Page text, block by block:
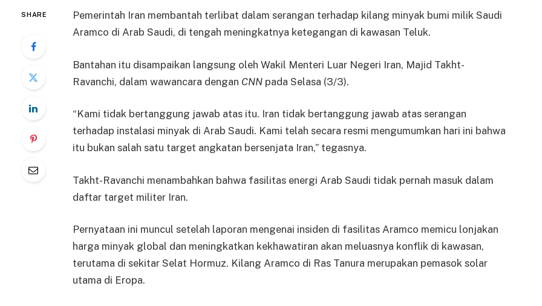
SHARE
Pemerintah Iran membantah terlibat dalam serangan terhadap kilang minyak bumi milik Saudi
Aramco di Arab Saudi, di tengah meningkatnya ketegangan di kawasan Teluk.
Bantahan itu disampaikan langsung oleh Wakil Menteri Luar Negeri Iran, Majid Takht-
Ravanchi, dalam wawancara dengan CNNpada Selasa (3/3).
“Kami tidak bertanggung jawab atas itu. Iran tidak bertanggung jawab atas serangan
terhadap instalasi minyak di Arab Saudi. Kami telah secara resmi mengumumkan hari ini bahwa
itu bukan salah satu target angkatan bersenjata Iran,” tegasnya.
Takht-Ravanchi menambahkan bahwa fasilitas energi Arab Saudi tidak pernah masuk dalam
daftar target militer Iran.
Pernyataan ini muncul setelah laporan mengenai insiden di fasilitas Aramco memicu lonjakan
harga minyak global dan meningkatkan kekhawatiran akan meluasnya konflik di kawasan,
terutama di sekitar Selat Hormuz. Kilang Aramco di Ras Tanura merupakan pemasok solar
utama di Eropa.